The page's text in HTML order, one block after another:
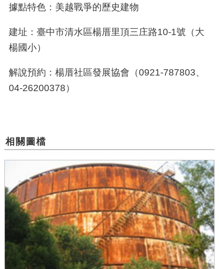
據點特色：美越戰爭的歷史建物
建址：臺中市清水區楊厝里頂三庄路10-1號（大
楊國小）
解說預約：楊厝社區發展協會（0921-787803、
04-26200378）
相關圖檔